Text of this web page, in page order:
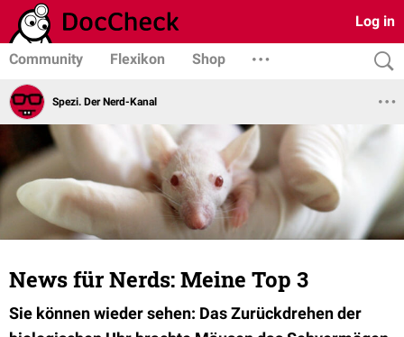
Log in
Community Flexikon Shop
Spezi. Der Nerd-Kanal
News für Nerds: Meine Top 3
Sie können wieder sehen: Das Zurückdrehen der